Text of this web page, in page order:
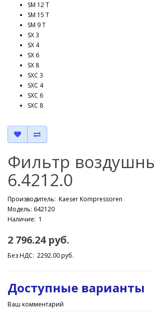
SM 12 T
SM 15 T
SM 9 T
SX 3
SX 4
SX 6
SX 8
SXC 3
SXC 4
SXC 6
SXC 8
Фильтр
6.4212.0
Производитель: Kaeser Kompressoren
Модель: 642120
Наличие: 1
2 796.24 руб.
Без НДС: 2292.00 руб.
Доступные варианты
Ваш комментарий